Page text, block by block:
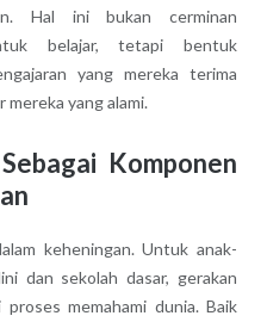
Hal ini bukan cerminan
belajar, tetapi bentuk
yang mereka terima
mereka yang alami.
Komponen
keheningan. Untuk anak-
dan sekolah dasar, gerakan
memahami dunia. Baik